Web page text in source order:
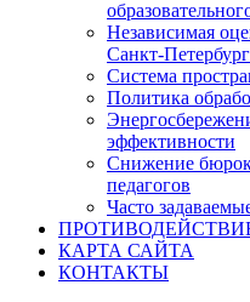
Независимая
Санкт-
Система
Политика
эффективности
Снижение
педагогов
Часто
КАРТА САЙТА
КОНТАКТЫ